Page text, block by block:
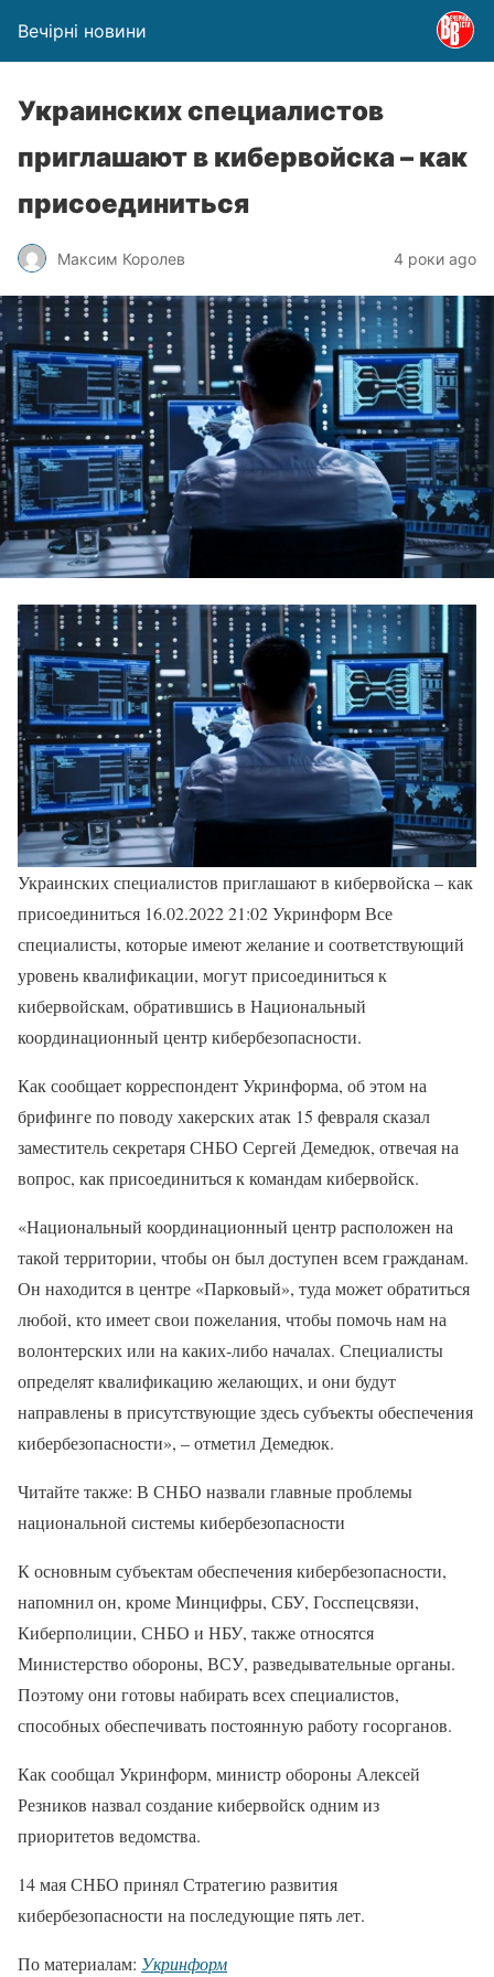
Вечірні новини
Украинских специалистов
приглашают в кибервойска – как
присоединиться
Максим Королев 4 роки ago
Украинских специалистов приглашают в кибервойска – как
присоединиться 16.02.2022 21:02 Укринформ Все
специалисты, которые имеют желание и соответствующий
уровень квалификации, могут присоединиться к
кибервойскам, обратившись в Национальный
координационный центр кибербезопасности.
Как сообщает корреспондент Укринформа, об этом на
брифинге по поводу хакерских атак 15 февраля сказал
заместитель секретаря СНБО Сергей Демедюк, отвечая на
вопрос, как присоединиться к командам кибервойск.
«Национальный координационный центр расположен на
такой территории, чтобы он был доступен всем гражданам.
Он находится в центре «Парковый», туда может обратиться
любой, кто имеет свои пожелания, чтобы помочь нам на
волонтерских или на каких-либо началах. Специалисты
определят квалификацию желающих, и они будут
направлены в присутствующие здесь субъекты обеспечения
кибербезопасности», – отметил Демедюк.
Читайте также: В СНБО назвали главные проблемы
национальной системы кибербезопасности
К основным субъектам обеспечения кибербезопасности,
напомнил он, кроме Минцифры, СБУ, Госспецсвязи,
Киберполиции, СНБО и НБУ, также относятся
Министерство обороны, ВСУ, разведывательные органы.
Поэтому они готовы набирать всех специалистов,
способных обеспечивать постоянную работу госорганов.
Как сообщал Укринформ, министр обороны Алексей
Резников назвал создание кибервойск одним из
приоритетов ведомства.
14 мая СНБО принял Стратегию развития
кибербезопасности на последующие пять лет.
По материалам: Укринформ